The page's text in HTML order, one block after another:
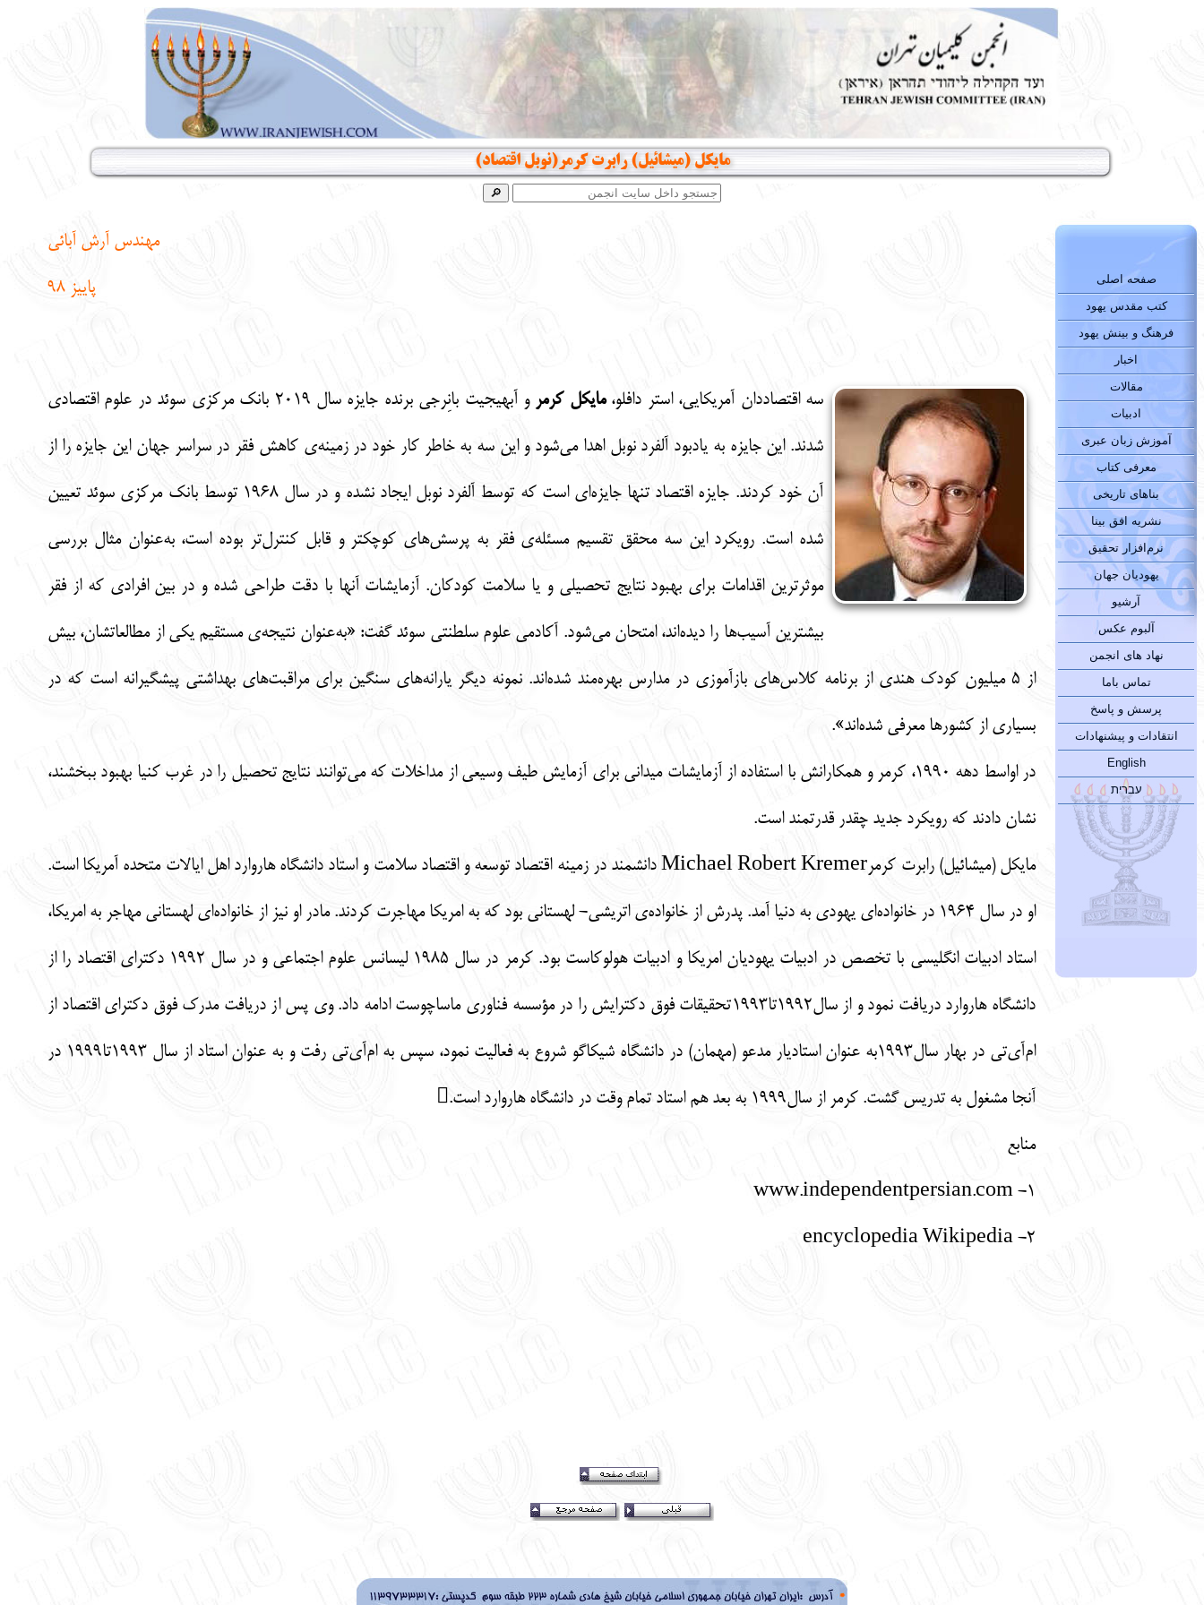
مایکل (میشائیل) رابرت کرمر(نوبل اقتصاد)
صفحه اصلی
کتب مقدس یهود
فرهنگ و بینش یهود
اخبار
مقالات
ادبیات
آموزش زبان عبری
معرفی کتاب
بناهای تاریخی
نشریه افق بینا
نرم‌افزار تحقیق
یهودیان جهان
آرشیو
آلبوم عکس
نهاد های انجمن
تماس باما
پرسش و پاسخ
انتقادات و پیشنهادات
English
עברית
مهندس آرش آبائی
پاییز 98
سه اقتصاددان آمریکایی، استر دافلو،مایکل کرمر و آبهیجیت بانِرجی برنده جایزه سال ۲۰۱۹ بانک مرکزی سوئد در علوم اقتصادی
شدند. این جایزه به یادبود آلفرد نوبل اهدا می‌شود و این سه به خاطر کار خود در زمینه‌ی کاهش فقر در سراسر جهان این جایزه را از
آن خود کردند. جایزه اقتصاد تنها جایزه‌ای است که توسط آلفرد نوبل ایجاد نشده و در سال ۱۹۶۸ توسط بانک مرکزی سوئد تعیین
شده است. رویکرد این سه محقق تقسیم مسئله‌ی فقر به پرسش‌های کوچکتر و قابل کنترل‌تر بوده است، به‌عنوان مثال بررسی
موثرترین اقدامات برای بهبود نتایج تحصیلی و یا سلامت کودکان. آزمایشات آنها با دقت طراحی شده و در بین افرادی که از فقر
بیشترین آسیب‌ها را دیده‌اند، امتحان می‌شود. آکادمی علوم سلطنتی سوئد گفت: «به‌عنوان نتیجه‌ی مستقیم یکی از مطالعاتشان، بیش
از ۵ میلیون کودک هندی از برنامه کلاس‌های بازآموزی در مدارس بهره‌مند شده‌اند. نمونه دیگر یارانه‌های سنگین برای مراقبت‌های بهداشتی پیشگیرانه است که در
بسیاری از کشورها معرفی شده‌اند».
در اواسط دهه ۱۹۹۰، کرمر و همکارانش با استفاده از آزمایشات میدانی برای آزمایش طیف وسیعی از مداخلات که می‌توانند نتایج تحصیل را در غرب کنیا بهبود ببخشند،
نشان دادند که رویکرد جدید چقدر قدرتمند است.
مایکل (میشائیل) رابرت کرمرMichael Robert Kremer دانشمند در زمینه اقتصاد توسعه و اقتصاد سلامت و استاد دانشگاه هاروارد اهل ایالات متحده آمریکا است.
او در سال ۱۹۶۴ در خانواده‌ای یهودی به دنیا آمد. پدرش از خانواده‌ی اتریشی- لهستانی بود که به امریکا مهاجرت کردند. مادر او نیز از خانواده‌ای لهستانی مهاجر به امریکا،
استاد ادبیات انگلیسی با تخصص در ادبیات یهودیان امریکا و ادبیات هولوکاست بود. کرمر در سال ۱۹۸۵ لیسانس علوم اجتماعی و در سال ۱۹۹۲ دکترای اقتصاد را از
دانشگاه هاروارد دریافت نمود و از سال۱۹۹۲تا۱۹۹۳تحقیقات فوق دکترایش را در مؤسسه فناوری ماساچوست ادامه داد. وی پس از دریافت مدرک فوق دکترای اقتصاد از
ام‌آی‌تی در بهار سال۱۹۹۳به عنوان استادیار مدعو (مهمان) در دانشگاه شیکاگو شروع به فعالیت نمود، سپس به ام‌آی‌تی رفت و به عنوان استاد از سال ۱۹۹۳تا۱۹۹۹ در
آنجا مشغول به تدریس گشت. کرمر از سال۱۹۹۹ به بعد هم استاد تمام وقت در دانشگاه هاروارد است.
منابع
1- www.independentpersian.com
2- encyclopedia Wikipedia